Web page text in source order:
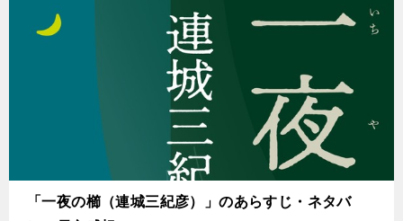
「一夜の櫛（連城三紀彦）」のあらすじ・ネタバ